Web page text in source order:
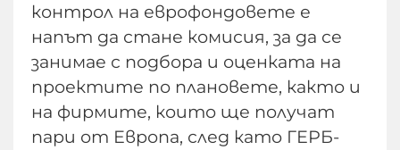
контрол на еврофондовете е
напът да стане комисия, за да се
занимае с подбора и оценката на
проектите по плановете, както и
на фирмите, които ще получат
пари от Европа, след като ГЕРБ-